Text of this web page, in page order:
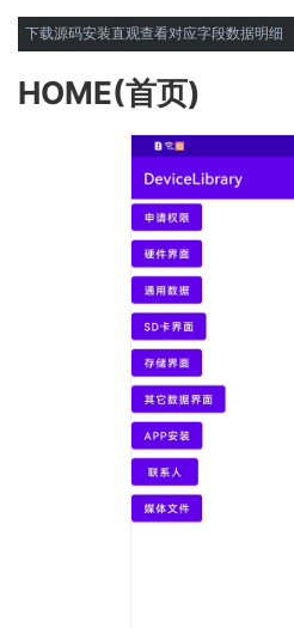
HOME(首页)